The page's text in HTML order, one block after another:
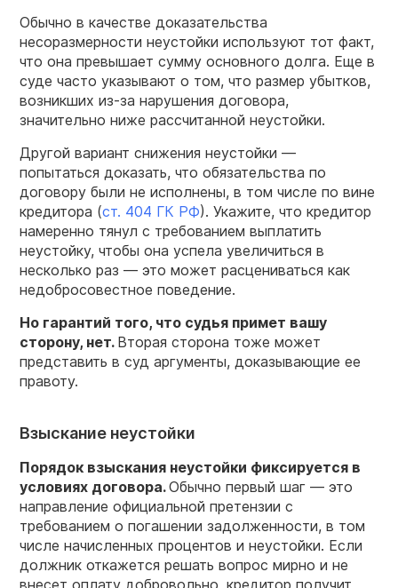
Обычно в качестве доказательства
несоразмерности неустойки используют тот факт,
что она превышает сумму основного долга. Еще в
суде часто указывают о том, что размер убытков,
возникших из-за нарушения договора,
значительно ниже рассчитанной неустойки.
Другой вариант снижения неустойки —
попытаться доказать, что обязательства по
договору были не исполнены, в том числе по вине
кредитора (ст. 404 ГК РФ). Укажите, что кредитор
намеренно тянул с требованием выплатить
неустойку, чтобы она успела увеличиться в
несколько раз — это может расцениваться как
недобросовестное поведение.
Но гарантий того, что судья примет вашу
сторону, нет. Вторая сторона тоже может
представить в суд аргументы, доказывающие ее
правоту.
Взыскание неустойки
Порядок взыскания неустойки фиксируется в
условиях договора.Обычно первый шаг — это
направление официальной претензии с
требованием о погашении задолженности, в том
числе начисленных процентов и неустойки. Если
должник откажется решать вопрос мирно и не